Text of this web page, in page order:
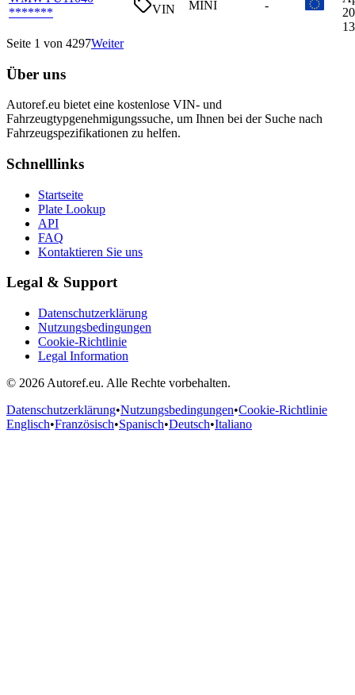
*******
VIN MINI -
Seite 1 von 4297Weiter
Über uns
Autoref.eu bietet eine kostenlose VIN- und
Fahrzeugtypgenehmigungssuche, um Ihnen bei der Suche nach
Fahrzeugspezifikationen zu helfen.
Schnelllinks
Startseite
Plate Lookup
API
FAQ
Kontaktieren Sie uns
Legal & Support
Datenschutzerklärung
Nutzungsbedingungen
Cookie-Richtlinie
Legal Information
© 2026 Autoref.eu. Alle Rechte vorbehalten.
Datenschutzerklärung•Nutzungsbedingungen•Cookie-Richtlinie
Englisch•Französisch•Spanisch•Deutsch•Italiano